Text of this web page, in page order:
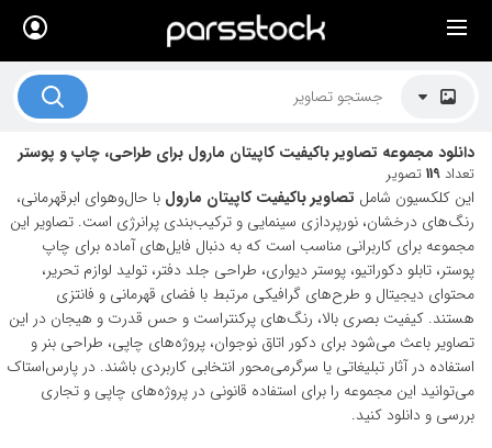
دانلود مجموعه تصاویر باکیفیت کاپیتان مارول برای طراحی، چاپ و پوستر
تعداد 119تصویر
این کلکسیون شامل تصاویر باکیفیت کاپیتان مارول با حال‌وهوای ابرقهرمانی،
رنگ‌های درخشان، نورپردازی سینمایی و ترکیب‌بندی پرانرژی است. تصاویر این
مجموعه برای کاربرانی مناسب است که به دنبال فایل‌های آماده برای چاپ
پوستر، تابلو دکوراتیو، پوستر دیواری، طراحی جلد دفتر، تولید لوازم تحریر،
محتوای دیجیتال و طرح‌های گرافیکی مرتبط با فضای قهرمانی و فانتزی
هستند. کیفیت بصری بالا، رنگ‌های پرکنتراست و حس قدرت و هیجان در این
تصاویر باعث می‌شود برای دکور اتاق نوجوان، پروژه‌های چاپی، طراحی بنر و
استفاده در آثار تبلیغاتی یا سرگرمی‌محور انتخابی کاربردی باشند. در پارس‌استاک
می‌توانید این مجموعه را برای استفاده قانونی در پروژه‌های چاپی و تجاری
بررسی و دانلود کنید.
× لیست قیمت ها
موضوعات تصاویر
دکوراسیون و فضاها
هنرمندان ایرانی
کسب درآمد از فروش تصاویر
021 28428845
تماس با ما
بلاگ پارس استاک